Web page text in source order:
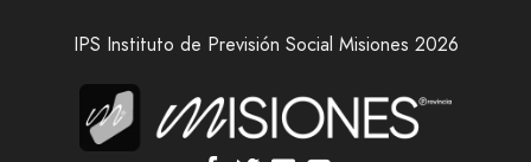
IPS Instituto de Previsión Social Misiones 2026